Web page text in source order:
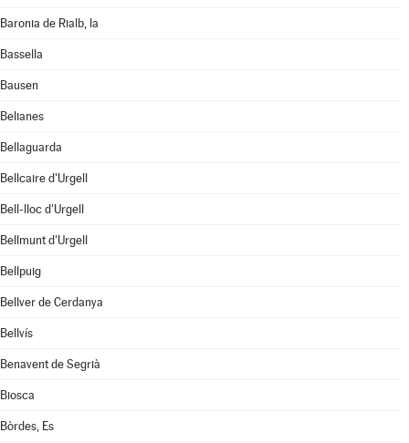
Baronia de Rialb, la
Bassella
Bausen
Belianes
Bellaguarda
Bellcaire d'Urgell
Bell-lloc d'Urgell
Bellmunt d'Urgell
Bellpuig
Bellver de Cerdanya
Bellvís
Benavent de Segrià
Biosca
Bòrdes, Es